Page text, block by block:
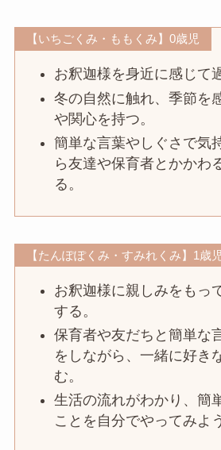
【いちごくみ・ももくみ】0歳児
お釈迦様を身近に感じて
冬の自然に触れ、季節を
や関心を持つ。
簡単な言葉やしぐさで気
ら友達や保育者とかかわ
る。
【たんぽぽくみ・すみれくみ】1歳児
お釈迦様に親しみをもっ
する。
保育者や友だちと簡単な
をしながら、一緒に好き
む。
生活の流れがわかり、簡
ことを自分でやってみよ